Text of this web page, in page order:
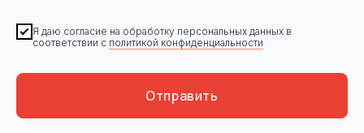
Я даю согласие на обработку персональных данных в
соответствии с политикой конфиденциальности
Отправить